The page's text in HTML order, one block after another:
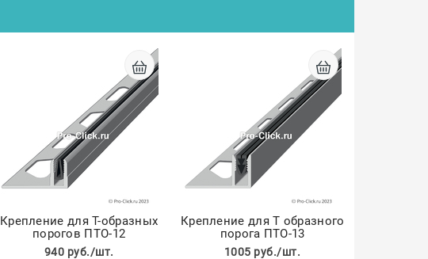
Крепление для Т-образных
порогов ПТО-12
940 руб./шт.
Крепление для Т образного
порога ПТО-13
1005 руб./шт.